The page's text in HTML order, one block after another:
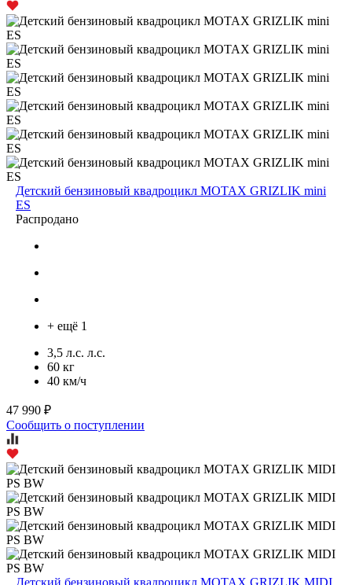
Детский бензиновый квадроцикл MOTAX GRIZLIK mini
ES
Распродано
+ ещё 1
3,5 л.с. л.с.
60 кг
40 км/ч
47 990 ₽
Сообщить о поступлении
Детский бензиновый квадроцикл MOTAX GRIZLIK MIDI